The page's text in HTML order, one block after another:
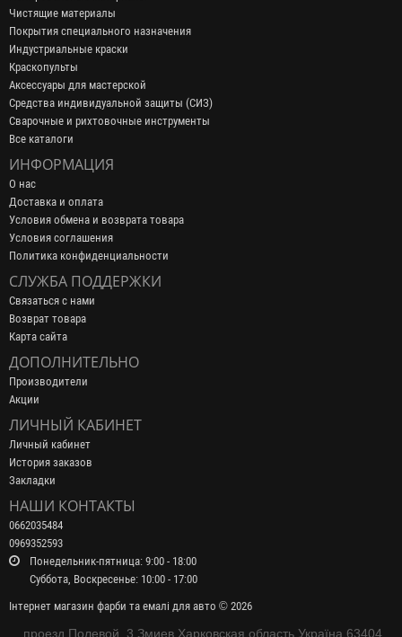
Чистящие материалы
Покрытия специального назначения
Индустриальные краски
Краскопульты
Аксессуары для мастерской
Средства индивидуальной защиты (СИЗ)
Сварочные и рихтовочные инструменты
Все каталоги
ИНФОРМАЦИЯ
О нас
Доставка и оплата
Условия обмена и возврата товара
Условия соглашения
Политика конфиденциальности
СЛУЖБА ПОДДЕРЖКИ
Связаться с нами
Возврат товара
Карта сайта
ДОПОЛНИТЕЛЬНО
Производители
Акции
ЛИЧНЫЙ КАБИНЕТ
Личный кабинет
История заказов
Закладки
НАШИ КОНТАКТЫ
0662035484
0969352593
Понедельник-пятница: 9:00 - 18:00
Суббота, Воскресенье: 10:00 - 17:00
Інтернет магазин фарби та емалі для авто © 2026
проезд Полевой, 3 Змиев Харковская область Україна 63404